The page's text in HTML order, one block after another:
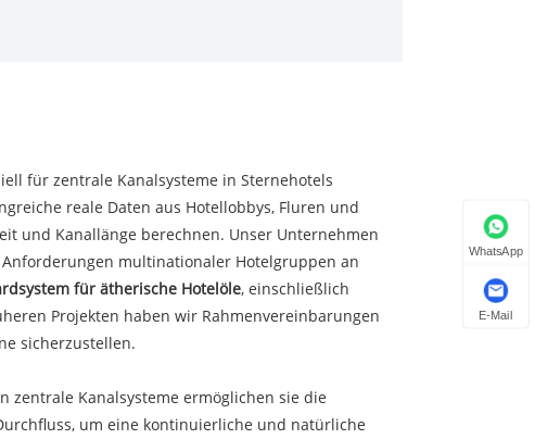
für zentrale Kanalsysteme in Sternehotels
reale Daten aus Hotellobbys, Fluren und
und Kanallänge berechnen. Unser Unternehmen
multinationaler Hotelgruppen an
für ätherische Hotelöle, einschließlich
Projekten haben wir Rahmenvereinbarungen
sicherzustellen.
zentrale Kanalsysteme ermöglichen sie die
um eine kontinuierliche und natürliche
WhatsApp
E-Mail